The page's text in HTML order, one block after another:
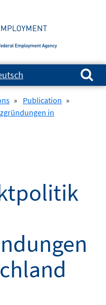
Search for:
» Publication »
in